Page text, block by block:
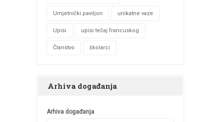
Umjetnički paviljon unikatne vaze
Upisi upisi tečaj francuskog
Članstvo školarci
Arhiva događanja
Arhiva događanja